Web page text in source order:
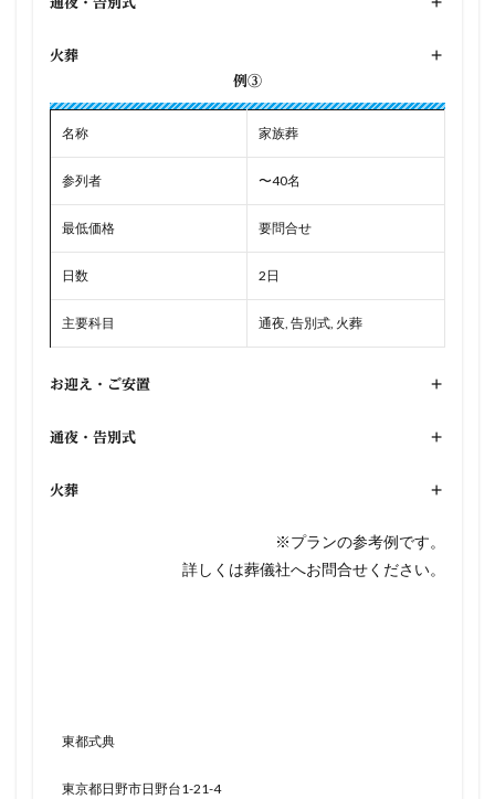
火葬
+
例③
名称 家族葬
参列者 〜40名
最低価格 要問合せ
日数 2日
主要科目 通夜, 告別式, 火葬
お迎え・ご安置 +
通夜・告別式 +
火葬 +
※プランの参考例です。
詳しくは葬儀社へお問合せください。
東都式典
東京都日野市日野台1-21-4